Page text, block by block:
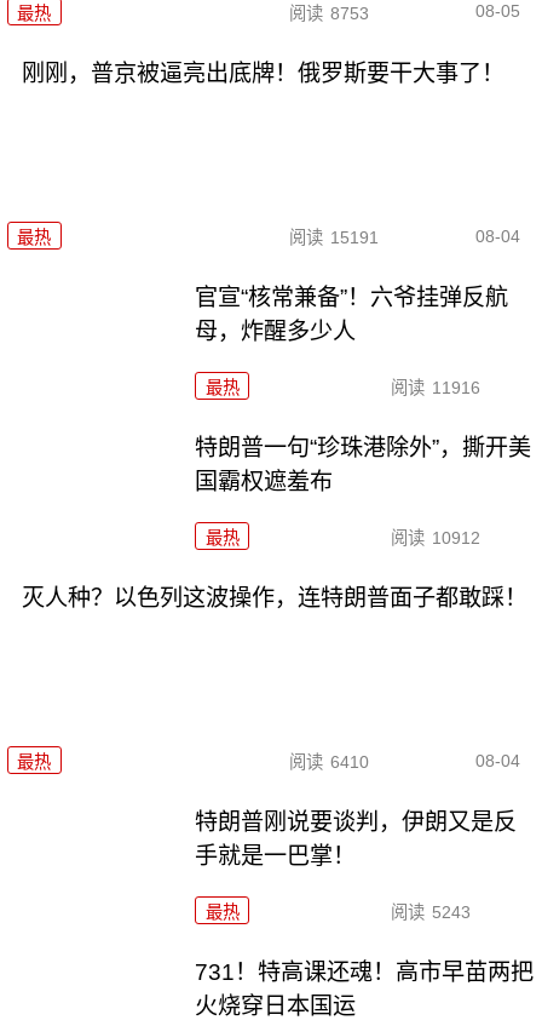
最热 阅读 8753 08-05
刚刚，普京被逼亮出底牌！俄罗斯要干大事了！
最热 阅读 15191 08-04
官宣“核常兼备”！六爷挂弹反航
母，炸醒多少人
最热 阅读 11916
特朗普一句“珍珠港除外”，撕开美
国霸权遮羞布
最热 阅读 10912
灭人种？以色列这波操作，连特朗普面子都敢踩！
最热 阅读 6410 08-04
特朗普刚说要谈判，伊朗又是反
手就是一巴掌！
最热 阅读 5243
731！特高课还魂！高市早苗两把
火烧穿日本国运